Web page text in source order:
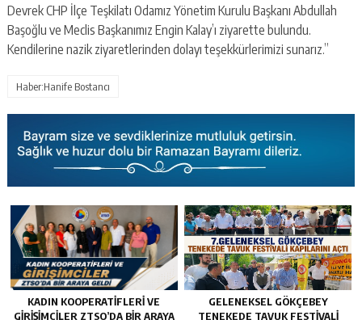
Devrek CHP İlçe Teşkilatı Odamız Yönetim Kurulu Başkanı Abdullah
Başoğlu ve Meclis Başkanımız Engin Kalay’ı ziyarette bulundu.
Kendilerine nazik ziyaretlerinden dolayı teşekkürlerimizi sunarız.”
Haber:Hanife Bostancı
KADIN KOOPERATİFLERİ VE
GİRİŞİMCİLER ZTSO’DA BİR ARAYA
GELENEKSEL GÖKÇEBEY
TENEKEDE TAVUK FESTIVALI